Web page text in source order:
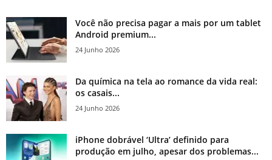
Você não precisa pagar a mais por um tablet
Android premium...
24 Junho 2026
Da química na tela ao romance da vida real:
os casais...
24 Junho 2026
iPhone dobrável ‘Ultra’ definido para
produção em julho, apesar dos problemas...